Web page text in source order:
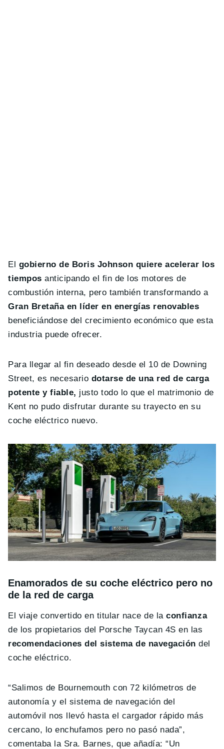
El gobierno de Boris Johnson quiere acelerar los
tiempos anticipando el fin de los motores de
combustión interna, pero también transformando a
Gran Bretaña en líder en energías renovables
beneficiándose del crecimiento económico que esta
industria puede ofrecer.
Para llegar al fin deseado desde el 10 de Downing
Street, es necesario dotarse de una red de carga
potente y fiable, justo todo lo que el matrimonio de
Kent no pudo disfrutar durante su trayecto en su
coche eléctrico nuevo.
Enamorados de su coche eléctrico pero no
de la red de carga
El viaje convertido en titular nace de laconfianza
de los propietarios del Porsche Taycan 4S en las
recomendaciones del sistema de navegacióndel
coche eléctrico.
“Salimos de Bournemouth con 72 kilómetros de
autonomía y el sistema de navegación del
automóvil nos llevó hasta el cargador rápido más
cercano, lo enchufamos pero no pasó nada”,
comentaba la Sra. Barnes, que añadía: “Un